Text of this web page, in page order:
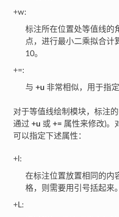
+w:
标注所在位置处等值线的
点，进行最小二乘拟合计
10。
+=:
与 +u 非常相似，用于指定
对于等值线绘制模块，标注
通过 +u 或 +=属性来修改)。
可以指定下述属性：
+l:
在标注位置放置相同的内
格，则需要用引号括起来。
+L: